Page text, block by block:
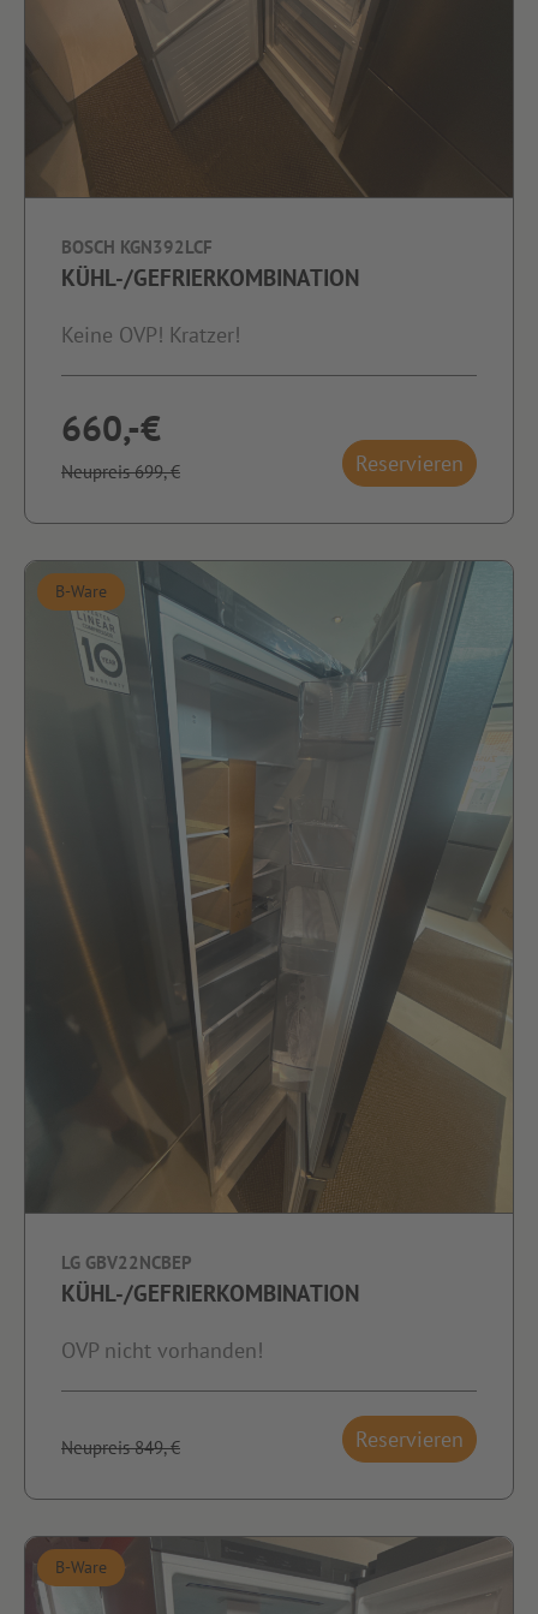
BOSCH KGN392LCF
KÜHL-/GEFRIERKOMBINATION
Keine OVP! Kratzer!
660,-€
Neupreis 699,-€ Reservieren
B-Ware
LG GBV22NCBEP
KÜHL-/GEFRIERKOMBINATION
OVP nicht vorhanden!
Neupreis 849,-€ Reservieren
B-Ware